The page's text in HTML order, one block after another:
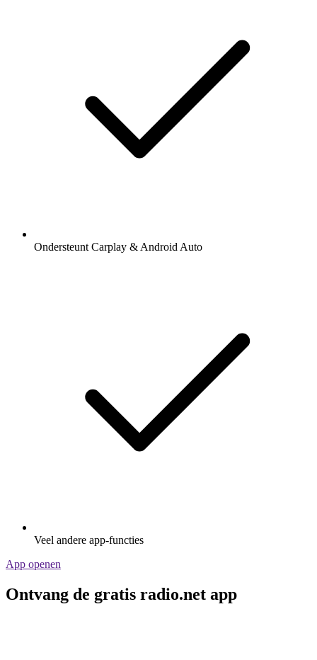
Ondersteunt Carplay & Android Auto
Veel andere app-functies
App openen
Ontvang de gratis radio.net app